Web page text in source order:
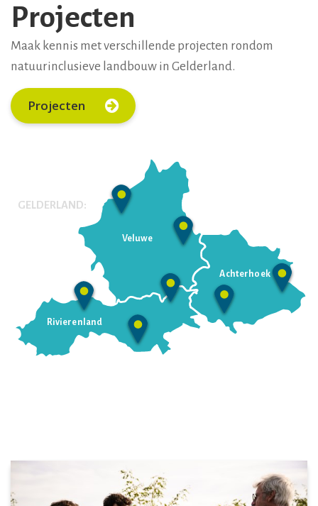
Projecten
Maak kennis met verschillende projecten rondom
natuurinclusieve landbouw in Gelderland.
Projecten
GELDERLAND:
Veluwe
Rivierenland
Achterhoek